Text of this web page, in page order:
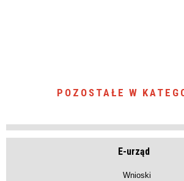
POZOSTAŁE W
E-urząd
Wnioski